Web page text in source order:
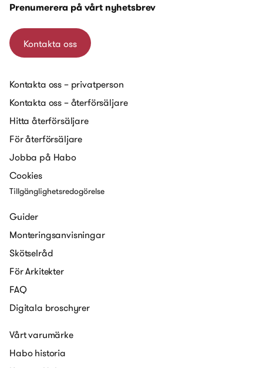
Prenumerera på vårt nyhetsbrev
Kontakta oss
Kontakta oss – privatperson
Kontakta oss – återförsäljare
Hitta återförsäljare
För återförsäljare
Jobba på Habo
Cookies
Tillgänglighetsredogörelse
Guider
Monteringsanvisningar
Skötselråd
För Arkitekter
FAQ
Digitala broschyrer
Vårt varumärke
Habo historia